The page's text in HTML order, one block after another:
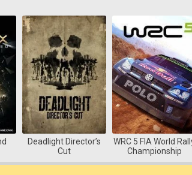
Deadlight Director’s
Cut
WRC 5 FIA World
Championship